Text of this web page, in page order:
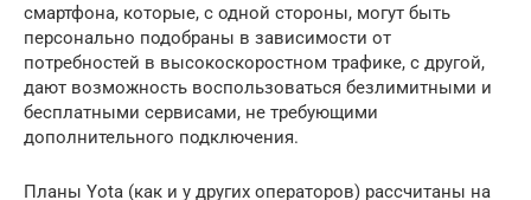
смартфона, которые, с одной стороны, могут быть
персонально подобраны в зависимости от
потребностей в высокоскоростном трафике, с другой,
дают возможность воспользоваться безлимитными и
бесплатными сервисами, не требующими
дополнительного подключения.
Планы Yota (как и у других операторов) рассчитаны на